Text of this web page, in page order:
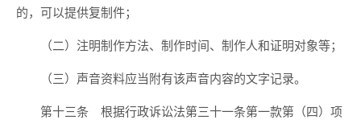
的，可以提供复制件；
（二）注明制作方法、制作时间、制作人和证明对象等；
（三）声音资料应当附有该声音内容的文字记录。
第十三条 根据行政诉讼法第三十一条第一款第（四）项